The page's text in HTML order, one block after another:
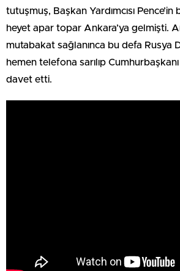
tutuşmuş, Başkan Yardımcısı Pence’in
heyet apar topar Ankara’ya gelmişti.
mutabakat sağlanınca bu defa Rusya
hemen telefona sarılıp Cumhurbaşkanı
davet etti.